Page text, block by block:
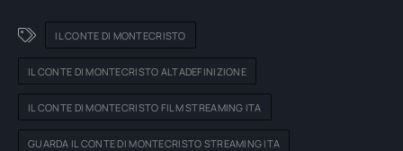
IL CONTE DI MONTECRISTO
IL CONTE DI MONTECRISTO ALTADEFINIZIONE
IL CONTE DI MONTECRISTO FILM STREAMING ITA
GUARDA IL CONTE DI MONTECRISTO STREAMING ITA